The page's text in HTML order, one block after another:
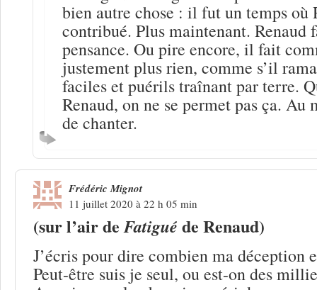
bien autre chose : il fut un temps où
contribué. Plus maintenant. Renaud
pensance. Ou pire encore, il fait
justement plus rien, comme s’il
faciles et puérils traînant par terre.
Renaud, on ne se permet pas ça. Au
de chanter.
Frédéric Mignot
11 juillet 2020 à 22 h 05 min
(sur l’air deFatigué de Renaud)
J’écris pour dire combien ma déception
Peut-être suis je seul, ou est-on des